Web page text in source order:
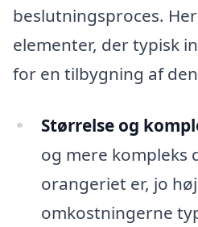
beslutningsproces.
elementer, der typisk
for en tilbygning af
Størrelse og
og mere kompleks
orangeriet er, jo
omkostningerne